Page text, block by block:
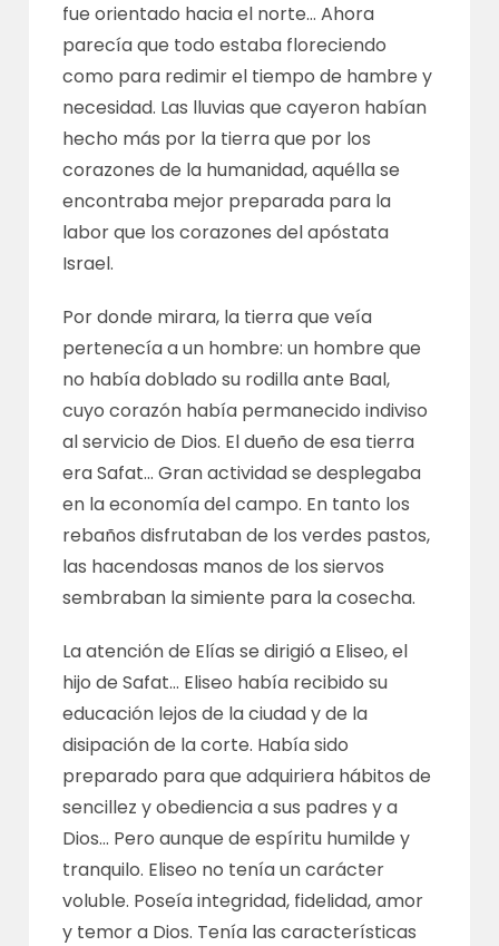
fue orientado hacia el norte… Ahora
parecía que todo estaba floreciendo
como para redimir el tiempo de hambre y
necesidad. Las lluvias que cayeron habían
hecho más por la tierra que por los
corazones de la humanidad, aquélla se
encontraba mejor preparada para la
labor que los corazones del apóstata
Israel.
Por donde mirara, la tierra que veía
pertenecía a un hombre: un hombre que
no había doblado su rodilla ante Baal,
cuyo corazón había permanecido indiviso
al servicio de Dios. El dueño de esa tierra
era Safat… Gran actividad se desplegaba
en la economía del campo. En tanto los
rebaños disfrutaban de los verdes pastos,
las hacendosas manos de los siervos
sembraban la simiente para la cosecha.
La atención de Elías se dirigió a Eliseo, el
hijo de Safat… Eliseo había recibido su
educación lejos de la ciudad y de la
disipación de la corte. Había sido
preparado para que adquiriera hábitos de
sencillez y obediencia a sus padres y a
Dios… Pero aunque de espíritu humilde y
tranquilo. Eliseo no tenía un carácter
voluble. Poseía integridad, fidelidad, amor
y temor a Dios. Tenía las características